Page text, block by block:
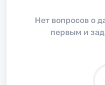
Нет вопросов о
первым и